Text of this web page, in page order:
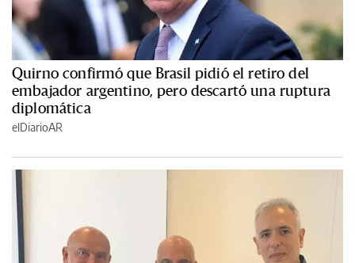
Quirno confirmó que Brasil pidió el retiro del
embajador argentino, pero descartó una ruptura
diplomática
elDiarioAR